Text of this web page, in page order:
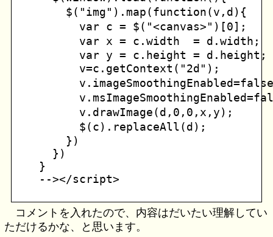
$("img").map(function(v,d){
var c = $("<canvas>")[0];
var x = c.width  = d.width;
      var y = c.height = d.height;
v=c.getContext("2d");
v.imageSmoothingEnabled=false;
v.drawImage(d,0,0,x,y);
$(c).replaceAll(d);
    })
  })
}
コメントを入れたので、内容はだいたい理解してい
ただけるかな、と思います。